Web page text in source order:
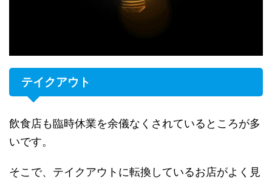
テイクアウト
飲食店も臨時休業を余儀なくされているところが多
いです。
そこで、テイクアウトに転換しているお店がよく見